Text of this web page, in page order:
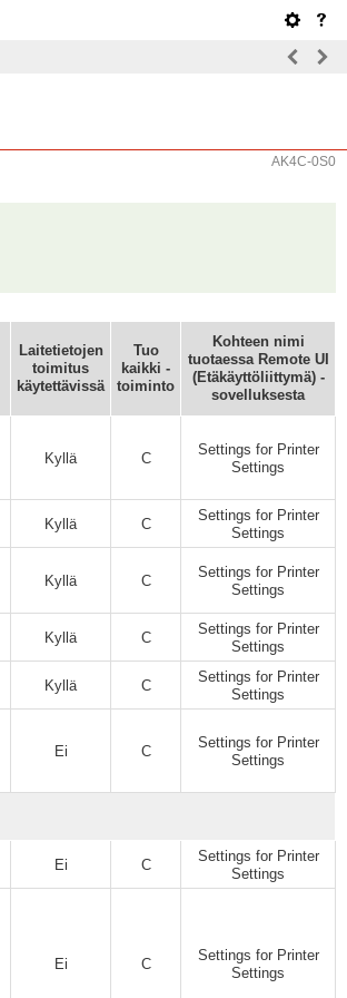
AK4C-0S0
Laitetietojen
toimitus
käytettävissä
Tuo
kaikki -
toiminto
Kohteen nimi
tuotaessa Remote UI
(Etäkäyttöliittymä) -
sovelluksesta
Kyllä C
Settings for Printer
Settings
Kyllä C
Settings for Printer
Settings
Kyllä C
Settings for Printer
Settings
Kyllä C
Settings for Printer
Settings
Kyllä C
Settings for Printer
Settings
Ei C
Settings for Printer
Settings
Ei C
Settings for Printer
Settings
Ei C
Settings for Printer
Settings